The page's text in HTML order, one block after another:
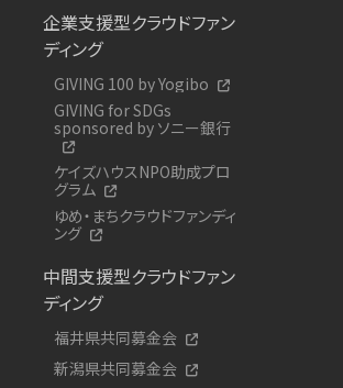
企業支援型クラウドファン
ディング
GIVING 100 by Yogibo
GIVING for SDGs
sponsored by ソニー銀行
ケイズハウスNPO助成プロ
グラム
ゆめ・まちクラウドファンディ
ング
中間支援型クラウドファン
ディング
福井県共同募金会
新潟県共同募金会